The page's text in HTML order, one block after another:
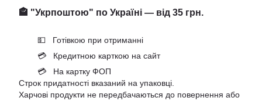
🏤 "Укрпоштою" по Україні — від 35 грн.
💵 Готівкою при отриманні
💳 Кредитною карткою на сайт
💳 На картку ФОП
Строк придатності вказаний на упаковці.
Харчові продукти не передбачаються до повернення або